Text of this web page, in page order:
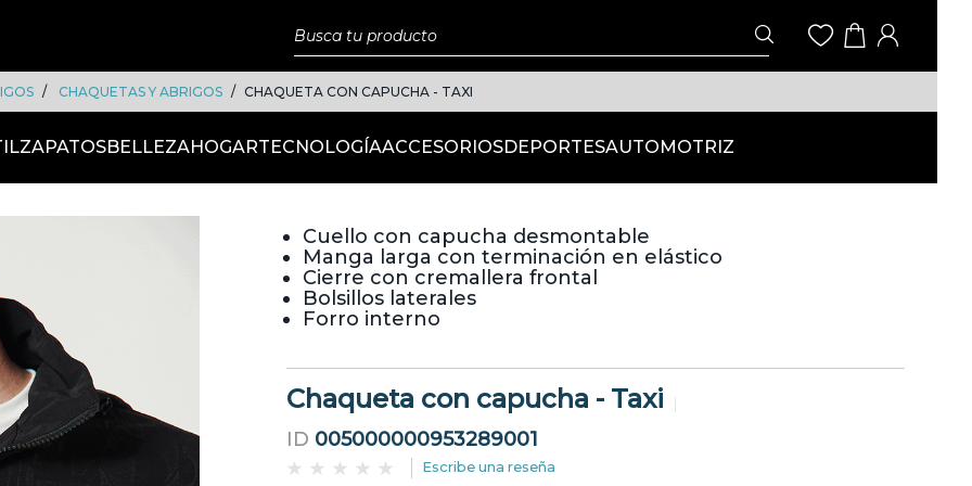
CHAQUETAS Y ABRIGOS CHAQUETA CON CAPUCHA - TAXI
ZAPATOSBELLEZAHOGARTECNOLOGÍAACCESORIOSDEPORTESAUTOMOTRIZ
Cuello con capucha desmontable
Manga larga con terminación en elástico
Cierre con cremallera frontal
Bolsillos laterales
Forro interno
Chaqueta con capucha - Taxi
ID 005000000953289001
Escribe una reseña